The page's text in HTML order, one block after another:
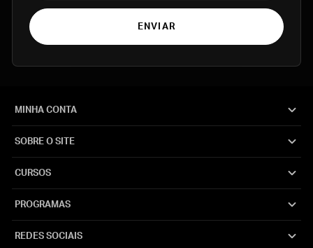
ENVIAR
MINHA CONTA
SOBRE O SITE
CURSOS
PROGRAMAS
REDES SOCIAIS